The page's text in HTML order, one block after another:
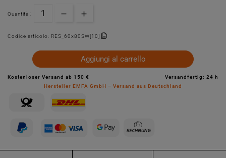
Quantità :
Codice articolo: RES_60x80SW[10]
Aggiungi al carrello
Kostenloser Versand ab 150 €
Versandfertig: 24 h
Hersteller EMFA GmbH – Versand aus Deutschland